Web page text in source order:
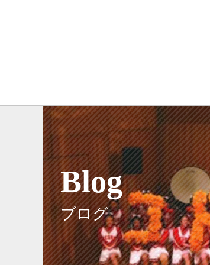
Blog
ブログ